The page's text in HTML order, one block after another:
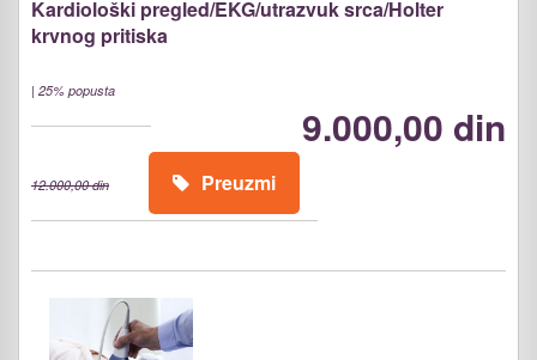
Kardiološki pregled/EKG/utrazvuk srca/Holter
krvnog pritiska
| 25% popusta
9.000,00 din
12.000,00 din Preuzmi